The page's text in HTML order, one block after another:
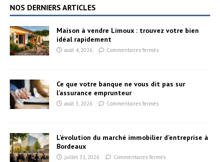
NOS DERNIERS ARTICLES
Maison à vendre Limoux : trouvez votre bien
idéal rapidement
août 4, 2026 Commentaires fermés
Ce que votre banque ne vous dit pas sur
l’assurance emprunteur
août 3, 2026 Commentaires fermés
L’évolution du marché immobilier d’entreprise à
Bordeaux
juillet 31, 2026 Commentaires fermés